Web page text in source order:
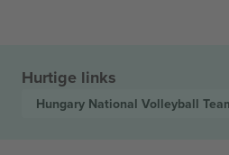
Hurtige links
Hungary National Volleyball